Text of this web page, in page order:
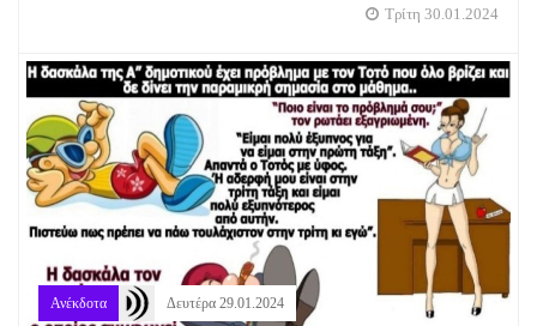
Τρίτη 30.01.2024
Ανέκδοτα Δευτέρα 29.01.2024